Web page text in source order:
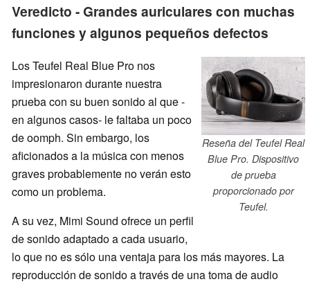
Veredicto - Grandes auriculares con muchas
funciones y algunos pequeños defectos
Reseña del Teufel Real
Blue Pro. Dispositivo
de prueba
proporcionado por
Teufel.
Los Teufel Real Blue Pro nos
impresionaron durante nuestra
prueba con su buen sonido al que -
en algunos casos- le faltaba un poco
de oomph. Sin embargo, los
aficionados a la música con menos
graves probablemente no verán esto
como un problema.
A su vez, Mimi Sound ofrece un perfil
de sonido adaptado a cada usuario,
lo que no es sólo una ventaja para los más mayores. La
reproducción de sonido a través de una toma de audio